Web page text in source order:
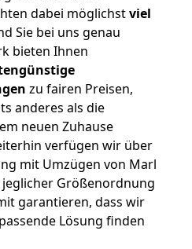
dabei möglichstviel
Sie bei uns genau
bieten Ihnen
zu fairen Preisen,
anderes als die
neuen Zuhause
verfügen wir über
mit Umzügen von Marl
Größenordnung
garantieren, dass wir
Lösung finden